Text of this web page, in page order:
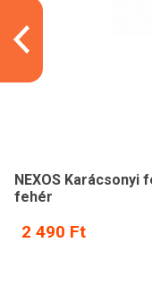
NEXOS Karácsonyi
fehér
2 490 Ft